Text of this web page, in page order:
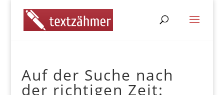
Auf der Suche nach
der richtigen Zeit: